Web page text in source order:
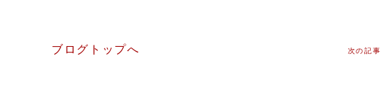
ブログトップへ 次の記事